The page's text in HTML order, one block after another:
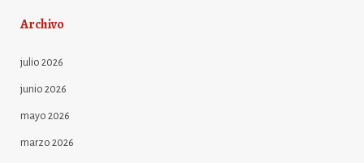
Archivo
julio 2026
junio 2026
mayo 2026
marzo 2026